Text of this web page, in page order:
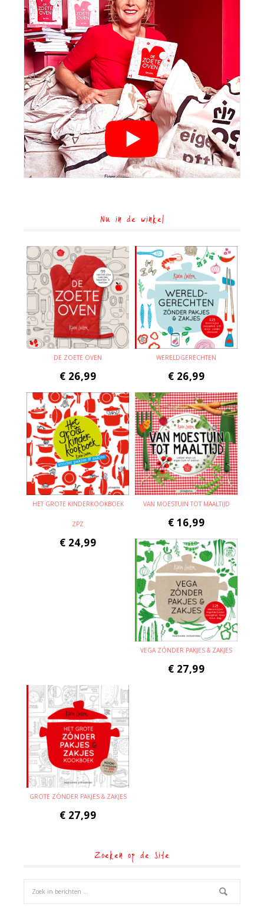
Nu in de winkel
DE ZOETE OVEN
€ 26,99
WERELDGERECHTEN
€ 26,99
HET GROTE KINDERKOOKBOEK
ZPZ
€ 24,99
VAN MOESTUIN TOT MAALTIJD
€ 16,99
VEGA ZÓNDER PAKJES & ZAKJES
€ 27,99
GROTE ZÓNDER PAKJES & ZAKJES
€ 27,99
Zoeken op de site